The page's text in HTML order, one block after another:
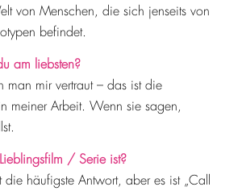
von Menschen, die sich jenseits von
befindet.
am liebsten?
man mir vertraut – das ist die
meiner Arbeit. Wenn sie sagen,
/ Serie ist?
die häufigste Antwort, aber es ist „Call